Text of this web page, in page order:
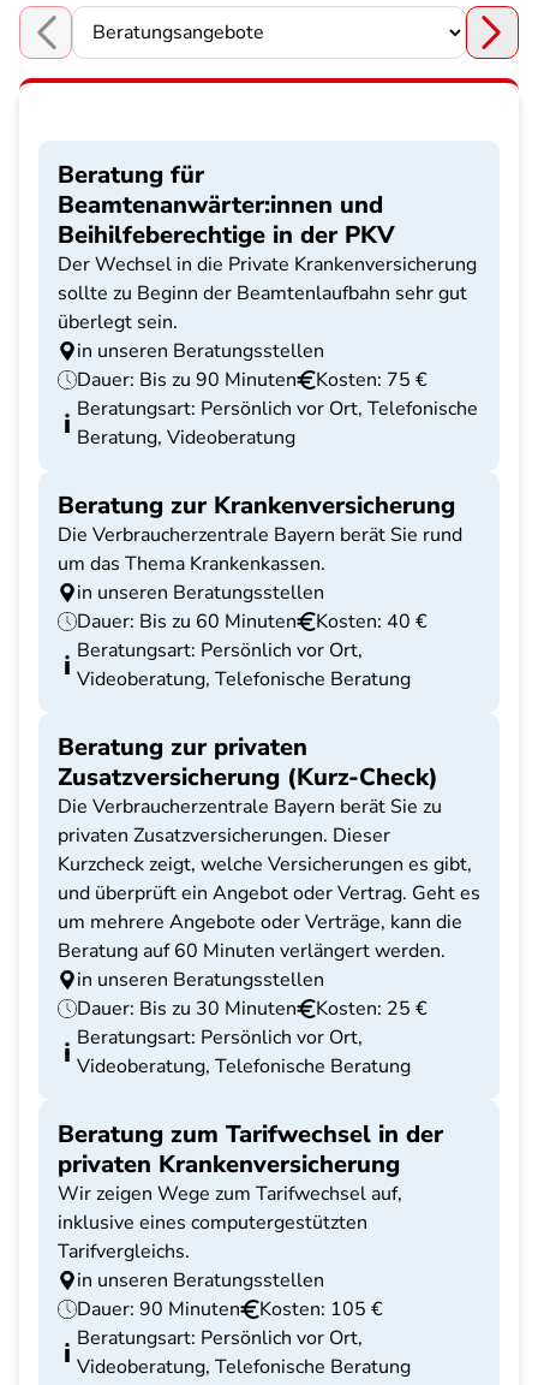
Choose a section
Beratung für
Beamtenanwärter:innen und
Beihilfeberechtige in der PKV
Der Wechsel in die Private Krankenversicherung
sollte zu Beginn der Beamtenlaufbahn sehr gut
überlegt sein.
in unseren Beratungsstellen
Dauer: Bis zu 90 Minuten
Kosten: 75 €
Beratungsart: Persönlich vor Ort, Telefonische
Beratung, Videoberatung
Beratung zur Krankenversicherung
Die Verbraucherzentrale Bayern berät Sie rund
um das Thema Krankenkassen.
in unseren Beratungsstellen
Dauer: Bis zu 60 Minuten
Kosten: 40 €
Beratungsart: Persönlich vor Ort,
Videoberatung, Telefonische Beratung
Beratung zur privaten
Zusatzversicherung (Kurz-Check)
Die Verbraucherzentrale Bayern berät Sie zu
privaten Zusatzversicherungen. Dieser
Kurzcheck zeigt, welche Versicherungen es gibt,
und überprüft ein Angebot oder Vertrag. Geht es
um mehrere Angebote oder Verträge, kann die
Beratung auf 60 Minuten verlängert werden.
in unseren Beratungsstellen
Dauer: Bis zu 30 Minuten
Kosten: 25 €
Beratungsart: Persönlich vor Ort,
Videoberatung, Telefonische Beratung
Beratung zum Tarifwechsel in der
privaten Krankenversicherung
Wir zeigen Wege zum Tarifwechsel auf,
inklusive eines computergestützten
Tarifvergleichs.
in unseren Beratungsstellen
Dauer: 90 Minuten
Kosten: 105 €
Beratungsart: Persönlich vor Ort,
Videoberatung, Telefonische Beratung